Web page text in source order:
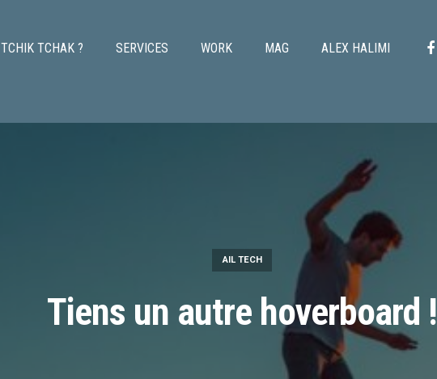
TCHIK TCHAK ? SERVICES WORK MAG ALEX HALIMI
Tiens un autre hoverboard !
AIL TECH